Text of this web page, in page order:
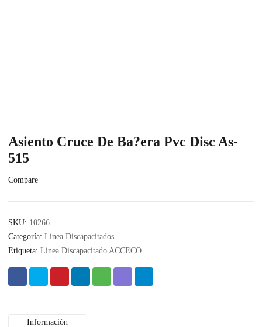
Asiento Cruce De Ba?era Pvc Disc As-
515
Compare
SKU: 10266
Categoría: Linea Discapacitados
Etiqueta: Linea Discapacitado ACCECO
Información